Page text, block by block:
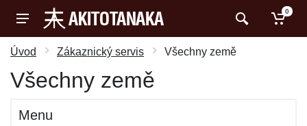
0
Úvod Zákaznický servis Všechny země
Všechny země
Menu